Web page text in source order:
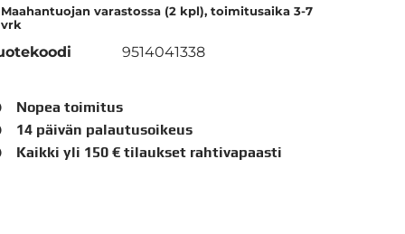
Maahantuojan varastossa (2 kpl), toimitusaika 3-7
vrk
9514041338
Nopea toimitus
14 päivän palautusoikeus
Kaikki yli 150 € tilaukset rahtivapaasti